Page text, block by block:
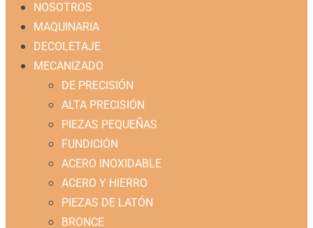
NOSOTROS
MAQUINARIA
DECOLETAJE
MECANIZADO
DE PRECISIÓN
ALTA PRECISIÓN
PIEZAS PEQUEÑAS
FUNDICIÓN
ACERO INOXIDABLE
ACERO Y HIERRO
PIEZAS DE LATÓN
BRONCE